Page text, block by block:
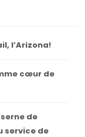
l’Arizona!
cœur de
de
service de